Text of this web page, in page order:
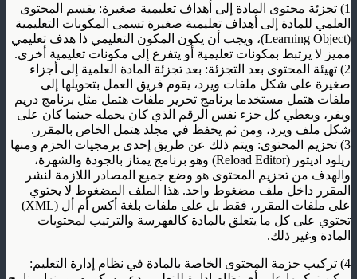
1) تجزئة محتوى المادة إلى أهداف تعليمية صغيرة: يقسم المحتوى
العلمي للمادة إلى أهداف تعليمية صغيرة تسمى المكونات التعليمية
(Learning Object)
، ويجب أن يكون المكون التعليمي ذا هدف تعليمي
مميز لا يرتبط بمكونات تعليمية أو يتفرع إلى مكونات تعليمية أخرى.
2) تهيئة المحتوى بعد التجزئة: بعد تجزئة المادة العلمية إلى أجزاء
صغيرة على شكل ملفات ويرد، يقوم فريق العمل بتحويلها إلى
ملفات هتمل مستخدما برنامج تحرير ملفات هتمل مثل برنامج دريم
ويفر، ويعطي كل جزء نفس الرقم الذي كان يحمله حينما كان على
شكل ملف ويرد، ومن ثم يحفظ في مجلد هتمل الخاص بالمقرر .
3) تحزيم المحتوى: ويتم ذلك عن طريق إحدى برمجيات الحزم ومنها
ريلود اديتور (Reload Editor)
وهو برنامج يمتاز بالجودة والشهرة،
والهدف من تحزيم المحتوى هو وضع جميع المصادر اللازمة لنشر
المقرر داخل ملف مضغوط واحد. هذا الملف المضغوط لا يحتوي
على ملفات المقرر، فقط بل على ملفات بلغة أكس أم أل (XML)
تحتوي على كل ما يتعلق بالمادة كالفهرسة والترتيب لمحتويات
المادة وغير ذلك.
4) تركيب حزمة المحتوى الخاصة بالمادة في نظام إدارة التعليم: